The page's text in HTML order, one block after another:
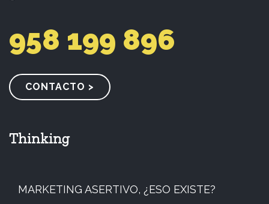
958 199 896
CONTACTO >
Thinking
MARKETING ASERTIVO, ¿ESO EXISTE?